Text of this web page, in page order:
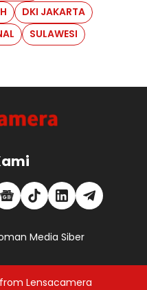
DKI JAKARTA
SULAWESI
Media Siber
from Lensacamera